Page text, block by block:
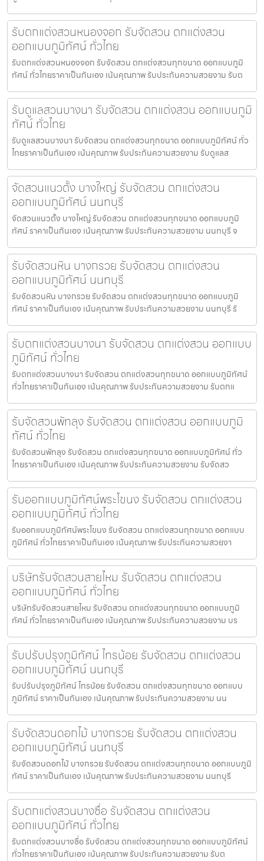
รับตกแต่งสวนหนองจอก รับจัดสวน ตกแต่งสวน
ออกแบบภูมิทัศน์ ทั่วไทย
รับตกแต่งสวนหนองจอก รับจัดสวน ตกแต่งสวนทุกขนาด ออกแบบภูมิ
ทัศน์ ทั่วไทยราคาเป็นกันเอง เน้นคุณภาพ รับประกันความสวยงาม รับต
รับดูแลสวนบางนา รับจัดสวน ตกแต่งสวน ออกแบบภูมิ
ทัศน์ ทั่วไทย
รับดูแลสวนบางนา รับจัดสวน ตกแต่งสวนทุกขนาด ออกแบบภูมิทัศน์ ทั่ว
ไทยราคาเป็นกันเอง เน้นคุณภาพ รับประกันความสวยงาม รับดูแลส
จัดสวนแนวตั้ง บางใหญ่ รับจัดสวน ตกแต่งสวน
ออกแบบภูมิทัศน์ นนทบุรี
จัดสวนแนวตั้ง บางใหญ่ รับจัดสวน ตกแต่งสวนทุกขนาด ออกแบบภูมิ
ทัศน์ ราคาเป็นกันเอง เน้นคุณภาพ รับประกันความสวยงาม นนทบุรี จ
รับจัดสวนหิน บางกรวย รับจัดสวน ตกแต่งสวน
ออกแบบภูมิทัศน์ นนทบุรี
รับจัดสวนหิน บางกรวย รับจัดสวน ตกแต่งสวนทุกขนาด ออกแบบภูมิ
ทัศน์ ราคาเป็นกันเอง เน้นคุณภาพ รับประกันความสวยงาม นนทบุรี รั
รับตกแต่งสวนบางนา รับจัดสวน ตกแต่งสวน ออกแบบ
ภูมิทัศน์ ทั่วไทย
รับตกแต่งสวนบางนา รับจัดสวน ตกแต่งสวนทุกขนาด ออกแบบภูมิทัศน์
ทั่วไทยราคาเป็นกันเอง เน้นคุณภาพ รับประกันความสวยงาม รับตกแ
รับจัดสวนพัทลุง รับจัดสวน ตกแต่งสวน ออกแบบภูมิ
ทัศน์ ทั่วไทย
รับจัดสวนพัทลุง รับจัดสวน ตกแต่งสวนทุกขนาด ออกแบบภูมิทัศน์ ทั่ว
ไทยราคาเป็นกันเอง เน้นคุณภาพ รับประกันความสวยงาม รับจัดสว
รับออกแบบภูมิทัศน์พระโขนง รับจัดสวน ตกแต่งสวน
ออกแบบภูมิทัศน์ ทั่วไทย
รับออกแบบภูมิทัศน์พระโขนง รับจัดสวน ตกแต่งสวนทุกขนาด ออกแบบ
ภูมิทัศน์ ทั่วไทยราคาเป็นกันเอง เน้นคุณภาพ รับประกันความสวยงา
บริษัทรับจัดสวนสายไหม รับจัดสวน ตกแต่งสวน
ออกแบบภูมิทัศน์ ทั่วไทย
บริษัทรับจัดสวนสายไหม รับจัดสวน ตกแต่งสวนทุกขนาด ออกแบบภูมิ
ทัศน์ ทั่วไทยราคาเป็นกันเอง เน้นคุณภาพ รับประกันความสวยงาม บร
รับปรับปรุงภูมิทัศน์ ไทรน้อย รับจัดสวน ตกแต่งสวน
ออกแบบภูมิทัศน์ นนทบุรี
รับปรับปรุงภูมิทัศน์ ไทรน้อย รับจัดสวน ตกแต่งสวนทุกขนาด ออกแบบ
ภูมิทัศน์ ราคาเป็นกันเอง เน้นคุณภาพ รับประกันความสวยงาม นน
รับจัดสวนดอกไม้ บางกรวย รับจัดสวน ตกแต่งสวน
ออกแบบภูมิทัศน์ นนทบุรี
รับจัดสวนดอกไม้ บางกรวย รับจัดสวน ตกแต่งสวนทุกขนาด ออกแบบภูมิ
ทัศน์ ราคาเป็นกันเอง เน้นคุณภาพ รับประกันความสวยงาม นนทบุรี
รับตกแต่งสวนบางซื่อ รับจัดสวน ตกแต่งสวน
ออกแบบภูมิทัศน์ ทั่วไทย
รับตกแต่งสวนบางซื่อ รับจัดสวน ตกแต่งสวนทุกขนาด ออกแบบภูมิทัศน์
ทั่วไทยราคาเป็นกันเอง เน้นคุณภาพ รับประกันความสวยงาม รับต